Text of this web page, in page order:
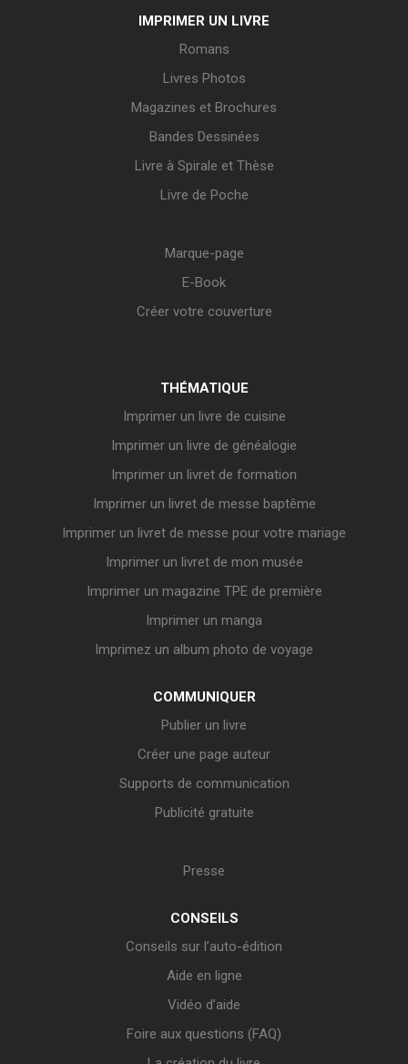
IMPRIMER UN LIVRE
Romans
Livres Photos
Magazines et Brochures
Bandes Dessinées
Livre à Spirale et Thèse
Livre de Poche
Marque-page
E-Book
Créer votre couverture
THÉMATIQUE
Imprimer un livre de cuisine
Imprimer un livre de généalogie
Imprimer un livret de formation
Imprimer un livret de messe baptême
Imprimer un livret de messe pour votre mariage
Imprimer un livret de mon musée
Imprimer un magazine TPE de première
Imprimer un manga
Imprimez un album photo de voyage
COMMUNIQUER
Publier un livre
Créer une page auteur
Supports de communication
Publicité gratuite
Presse
CONSEILS
Conseils sur l’auto-édition
Aide en ligne
Vidéo d’aide
Foire aux questions (FAQ)